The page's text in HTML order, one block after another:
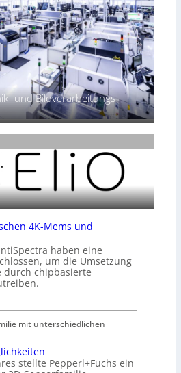
und Bildverarbeitungs-
4K-Mems und
haben eine
um die Umsetzung
durch chipbasierte
mit unterschiedlichen
stellte Pepperl+Fuchs ein